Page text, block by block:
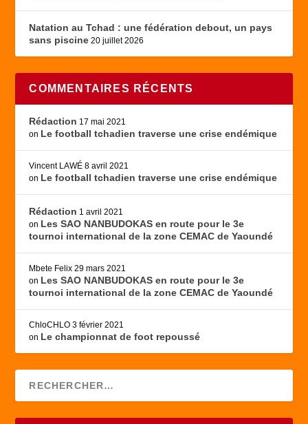
Natation au Tchad : une fédération debout, un pays
sans piscine 20 juillet 2026
COMMENTAIRES RÉCENTS
Rédaction 17 mai 2021
on Le football tchadien traverse une crise endémique
Vincent LAWÉ 8 avril 2021
on Le football tchadien traverse une crise endémique
Rédaction 1 avril 2021
on Les SAO NANBUDOKAS en route pour le 3e
tournoi international de la zone CEMAC de Yaoundé
Mbete Felix 29 mars 2021
on Les SAO NANBUDOKAS en route pour le 3e
tournoi international de la zone CEMAC de Yaoundé
ChloCHLO 3 février 2021
on Le championnat de foot repoussé